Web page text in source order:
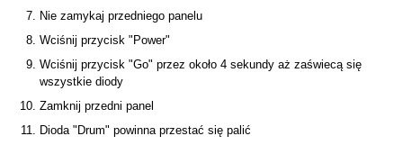
Nie zamykaj przedniego panelu
Wciśnij przycisk "Power"
Wciśnij przycisk "Go" przez około 4 sekundy aż zaświecą się
wszystkie diody
Zamknij przedni panel
Dioda "Drum" powinna przestać się palić